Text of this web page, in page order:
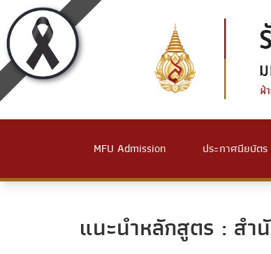
MFU Admission ประกาศนียบัตร
แนะนำหลักสูตร : สำ